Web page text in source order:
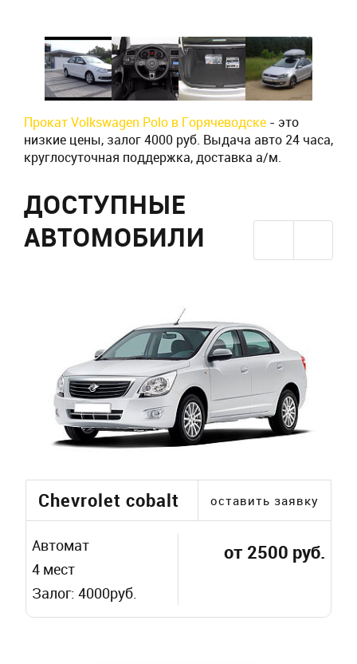
Прокат Volkswagen Polo в Горячеводске - это
низкие цены, залог 4000 руб. Выдача авто 24 часа,
круглосуточная поддержка, доставка а/м.
ДОСТУПНЫЕ
АВТОМОБИЛИ
Chevrolet cobalt оставить заявку
Автомат
4 мест
Залог: 4000руб.
от 2500 руб.